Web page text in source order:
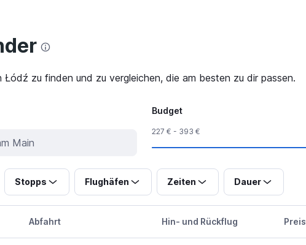
zu finden und zu vergleichen, die am besten zu dir passen.
Budget
227 € - 393 €
Stopps Flughäfen Zeiten Dauer
Abfahrt Hin- und Rückflug Preis